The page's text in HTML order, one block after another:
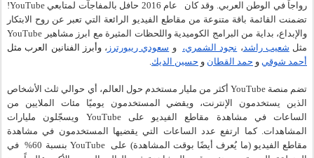
مثل شعيب راشد، نجود الشمري، و سعودي ريبورترز ، وأبرز الفنانين العرب مثل
أحمد شوقي و حمد القطان و حسين الديك.